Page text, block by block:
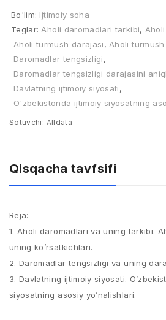
Bo'lim: Ijtimoiy soha
Teglar: Aholi daromadlari tarkibi,
Aholi turmush darajasi, Aholi
Daromadlar tengsizligi,
Daromadlar tengsizligi darajasini
Davlatning ijtimoiy siyosati,
O'zbekistonda ijtimoiy siyosatning
Sotuvchi: Alldata
Qisqacha tavfsifi
Reja:
1. Aholi daromadlari va uning tarkibi.
uning ko’rsatkichlari.
2. Daromadlar tengsizligi va uning
3. Davlatning ijtimoiy siyosati.
siyosatning asosiy yo’nalishlari.